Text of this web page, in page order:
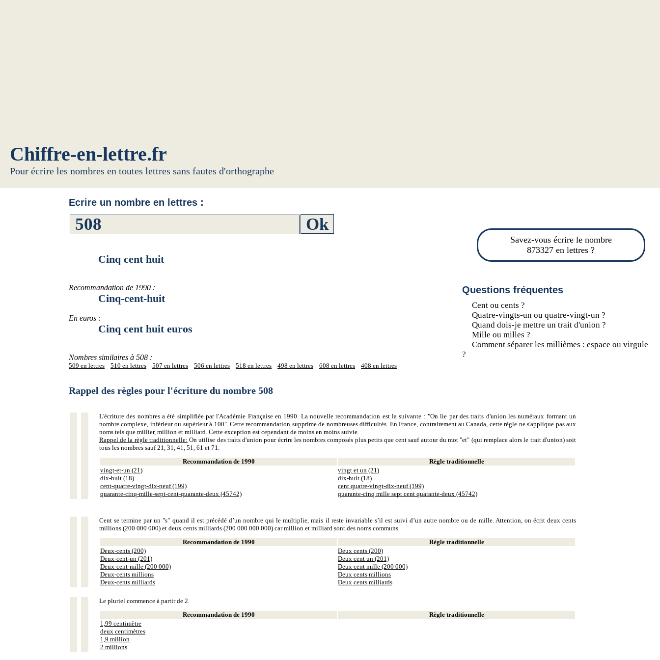
Chiffre-en-lettre.fr
Pour écrire les nombres en toutes lettres sans fautes d'orthographe
Savez-vous écrire le nombre
873327 en lettres ?
Questions fréquentes
Cent ou cents ?
Quatre-vingts-un ou quatre-vingt-un ?
Quand dois-je mettre un trait d'union ?
Mille ou milles ?
Comment séparer les millièmes : espace ou virgule
?
Ecrire un nombre en lettres :
Cinq cent huit
Recommandation de 1990 :
Cinq-cent-huit
En euros :
Cinq cent huit euros
Nombres similaires à 508 :
509 en lettres 510 en lettres 507 en lettres 506 en lettres 518 en lettres 498 en lettres 608 en lettres 408 en lettres
Rappel des règles pour l'écriture du nombre 508
L'écriture des nombres a été simplifiée par l'Académie Française en 1990. La nouvelle recommandation est la suivante : "On lie par des traits d'union les numéraux formant un
nombre complexe, inférieur ou supérieur à 100". Cette recommandation supprime de nombreuses difficultés. En France, contrairement au Canada, cette règle ne s'applique pas aux
noms tels que millier, million et milliard. Cette exception est cependant de moins en moins suivie.
Rappel de la règle traditionnelle: On utilise des traits d'union pour écrire les nombres composés plus petits que cent sauf autour du mot "et" (qui remplace alors le trait d'union) soit
tous les nombres sauf 21, 31, 41, 51, 61 et 71.
Recommandation de 1990
Règle traditionnelle
vingt-et-un (21)
dix-huit (18)
cent-quatre-vingt-dix-neuf (199)
quarante-cinq-mille-sept-cent-quarante-deux (45742)
vingt et un (21)
dix-huit (18)
cent quatre-vingt-dix-neuf (199)
quarante-cinq mille sept cent quarante-deux (45742)
Cent se termine par un "s" quand il est précédé d’un nombre qui le multiplie, mais il reste invariable s’il est suivi d’un autre nombre ou de mille. Attention, on écrit deux cents
millions (200 000 000) et deux cents milliards (200 000 000 000) car million et milliard sont des noms communs.
Recommandation de 1990
Règle traditionnelle
Deux-cents (200)
Deux-cent-un (201)
Deux-cent-mille (200 000)
Deux-cents millions
Deux-cents milliards
Deux cents (200)
Deux cent un (201)
Deux cent mille (200 000)
Deux cents millions
Deux cents milliards
Le pluriel commence à partir de 2.
Recommandation de 1990
Règle traditionnelle
1,99 centimètre
deux centimètres
1,9 million
2 millions